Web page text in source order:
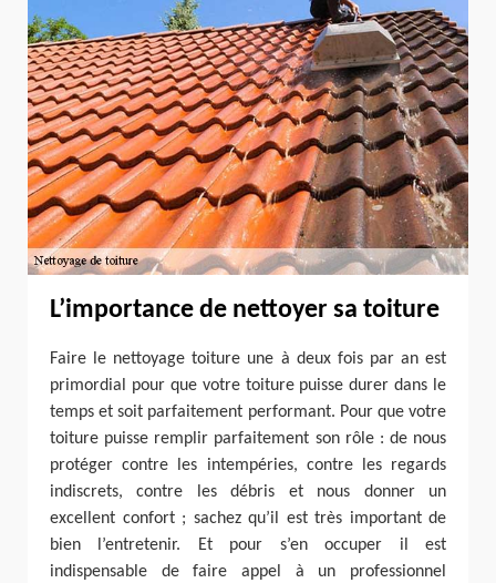
L’importance de nettoyer sa toiture
Faire le nettoyage toiture une à deux fois par an est
primordial pour que votre toiture puisse durer dans le
temps et soit parfaitement performant. Pour que votre
toiture puisse remplir parfaitement son rôle : de nous
protéger contre les intempéries, contre les regards
indiscrets, contre les débris et nous donner un
excellent confort ; sachez qu’il est très important de
bien l’entretenir. Et pour s’en occuper il est
indispensable de faire appel à un professionnel